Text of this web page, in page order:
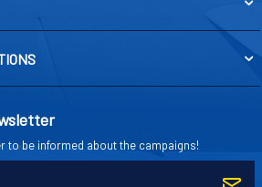
to be informed about the campaigns!